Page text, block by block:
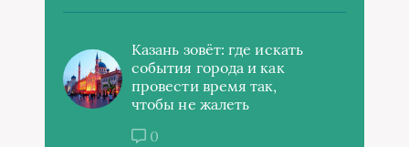
Казань зовёт: где искать
события города и как
провести время так,
чтобы не жалеть
0